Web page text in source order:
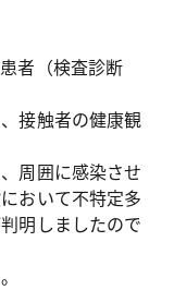
者（検査診断
接触者の健康観
周囲に感染させ
おいて不特定多
明しましたので